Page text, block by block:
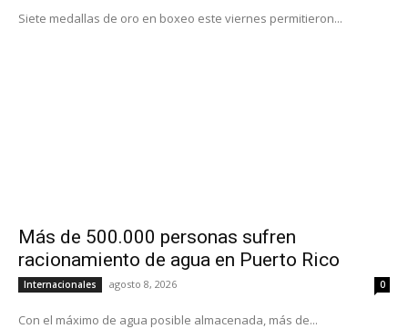
Siete medallas de oro en boxeo este viernes permitieron...
Más de 500.000 personas sufren
racionamiento de agua en Puerto Rico
Internacionales agosto 8, 2026 0
Con el máximo de agua posible almacenada, más de...